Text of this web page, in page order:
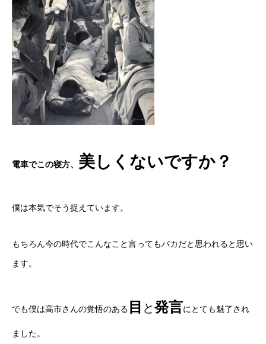
電車でこの寝方、 美しくないですか？
僕は本気でそう捉えています。
もちろん今の時代でこんなこと言ってもバカだと思われると思い
ます。
でも僕は高市さんの覚悟のある 目 と発言にとても魅了され
ました。